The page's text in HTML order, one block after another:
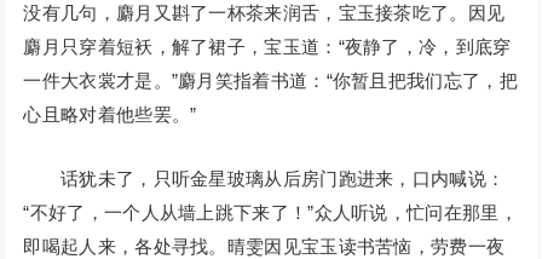
没有几句，麝月又斟了一杯茶来润舌，宝玉接茶吃了。因见
麝月只穿着短袄，解了裙子，宝玉道：“夜静了，冷，到底穿
一件大衣裳才是。”麝月笑指着书道：“你暂且把我们忘了，把
心且略对着他些罢。”
话犹未了，只听金星玻璃从后房门跑进来，口内喊说：
“不好了，一个人从墙上跳下来了！”众人听说，忙问在那里，
即喝起人来，各处寻找。晴雯因见宝玉读书苦恼，劳费一夜